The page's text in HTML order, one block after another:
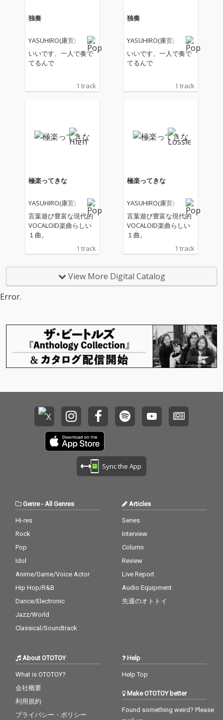
独奏
YASUHIRO(康寛)
いいです、一人で奏で
てるんで
1 track
独奏
YASUHIRO(康寛)
いいです、一人で奏で
てるんで
1 track
極楽ってきな
YASUHIRO(康寛)
言葉遊び豊富な現代的
VOCALOID楽曲らしい
１曲。
1 track
極楽ってきな
YASUHIRO(康寛)
言葉遊び豊富な現代的
VOCALOID楽曲らしい
１曲。
1 track
View More Digital Catalog
Error.
Sync the App
Genre- All Genres
Hi-res
Rock
Pop
Idol
Anime/Game/Voice Actor
Hip Hop/R&B
Dance/Electronic
Jazz/World
Classical/Soundtrack
Articles
Series
Interview
Column
Review
Live Report
Audio Equipment
先週のオトトイ
About OTOTOY
What is OTOTOY?
会社概要
利用規約
プライバシー・ポリシー
Help
Help Top
Make OTOTOY better
Found something weird? Please